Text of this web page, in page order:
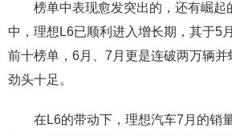
榜单中表现愈发突出的，还有崛起
中，理想L6已顺利进入增长期，其于5
前十榜单，6月、7月更是连破两万辆并
劲头十足。
在L6的带动下，理想汽车7月的销